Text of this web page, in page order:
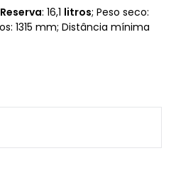
Reserva: 16,1 litros; Peso seco:
1315 mm; Distância mínima